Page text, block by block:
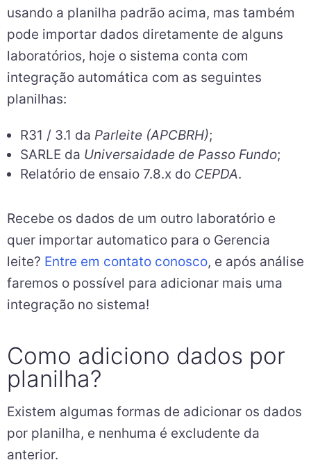
usando a planilha padrão acima, mas também
pode importar dados diretamente de alguns
laboratórios, hoje o sistema conta com
integração automática com as seguintes
planilhas:
R31 / 3.1 da Parleite (APCBRH);
SARLE da Universaidade de Passo Fundo;
Relatório de ensaio 7.8.x do CEPDA.
Recebe os dados de um outro laboratório e
quer importar automatico para o Gerencia
leite? Entre em contato conosco, e após análise
faremos o possível para adicionar mais uma
integração no sistema!
Como adiciono dados por
planilha?
Existem algumas formas de adicionar os dados
por planilha, e nenhuma é excludente da
anterior.